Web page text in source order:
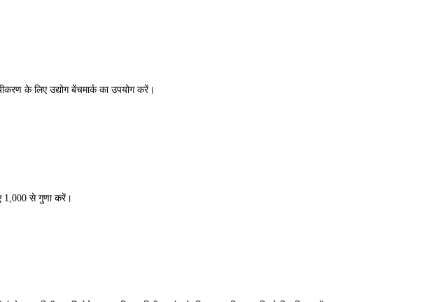
के लिए उद्योग बेंचमार्क का उपयोग करें।
1,000 से गुणा करें।